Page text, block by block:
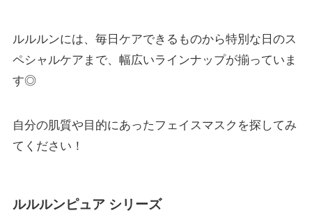
ルルルンには、毎日ケアできるものから特別な日のス
ペシャルケアまで、幅広いラインナップが揃っていま
す◎
自分の肌質や目的にあったフェイスマスクを探してみ
てください！
ルルルンピュア シリーズ